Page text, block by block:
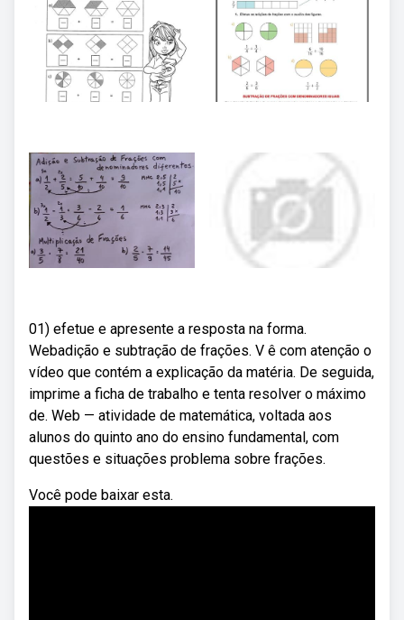
01) efetue e apresente a resposta na forma.
Webadição e subtração de frações. V ê com atenção o
vídeo que contém a explicação da matéria. De seguida,
imprime a ficha de trabalho e tenta resolver o máximo
de. Web — atividade de matemática, voltada aos
alunos do quinto ano do ensino fundamental, com
questões e situações problema sobre frações.
Você pode baixar esta.